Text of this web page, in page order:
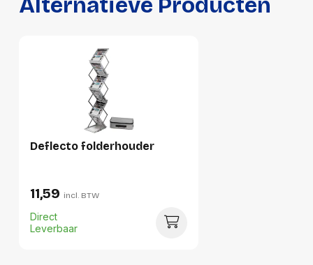
Deflecto folderhouder
11,59 incl. BTW
Direct
Leverbaar